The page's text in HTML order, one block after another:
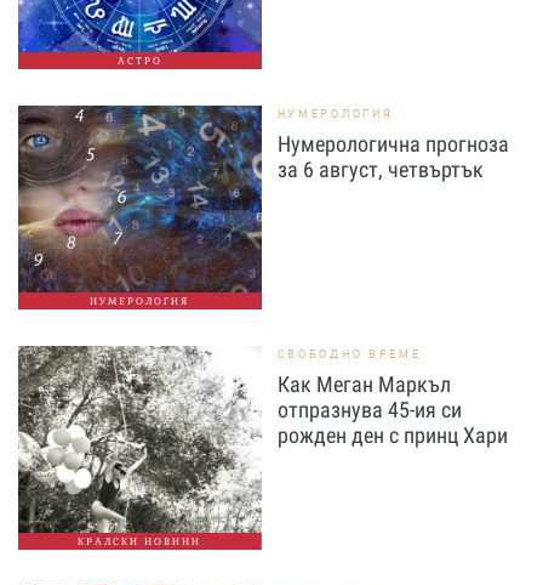
АСТРО
НУМЕРОЛОГИЯ
НУМЕРОЛОГИЯ
Нумерологична прогноза
за 6 август, четвъртък
КРАЛСКИ НОВИНИ
СВОБОДНО ВРЕМЕ
Как Меган Маркъл
отпразнува 45-ия си
рожден ден с принц Хари